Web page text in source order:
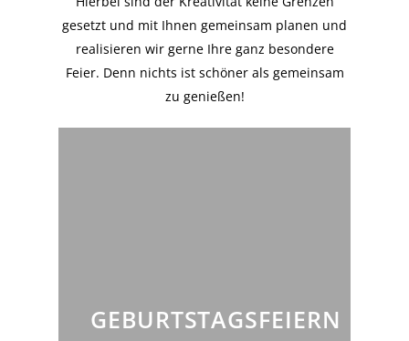
gesetzt und mit Ihnen gemeinsam planen und
realisieren wir gerne Ihre ganz besondere
Feier. Denn nichts ist schöner als gemeinsam
zu genießen!
GEBURTSTAGSFEIERN